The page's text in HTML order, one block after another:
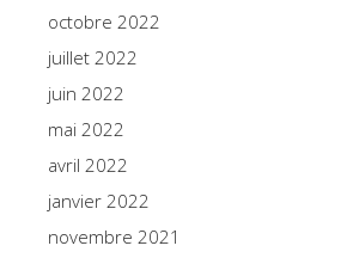
octobre 2022
juillet 2022
juin 2022
mai 2022
avril 2022
janvier 2022
novembre 2021